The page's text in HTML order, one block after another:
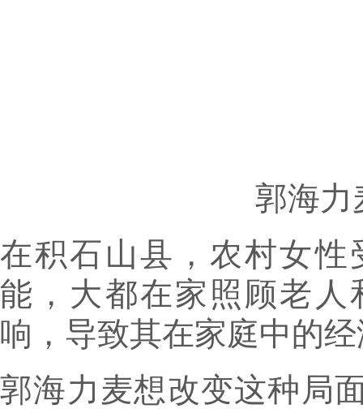
郭海力
在积石山县，农村女
能，大都在家照顾老
响，导致其在家庭中的
郭海力麦想改变这种局